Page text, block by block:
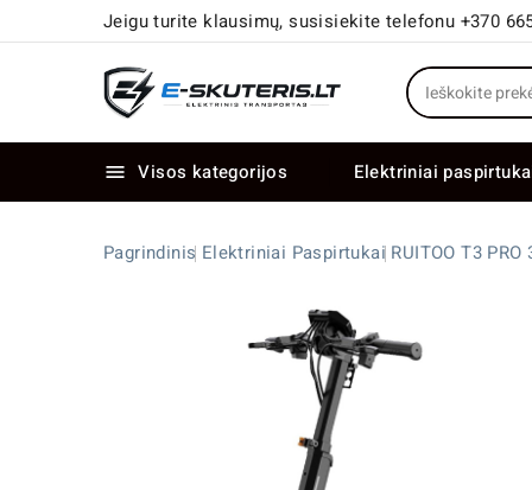
Jeigu turite klausimų, susisiekite telefonu +370
 Visos kategorijos Elektriniai
Pagrindinis Elektriniai Paspirtukai RUITOO T3